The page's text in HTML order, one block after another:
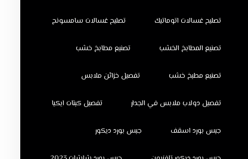
تصليح غسالات اتوماتيك تصليح غسالات سامسونج
تصنيع المطابخ الخشب تصنيع مطابخ خشب
تصنيع مطبخ خشب تفصيل خزائن ملابس
تفصيل دولاب ملابس في الجدار تفصيل كبتات ايكيا
جبس بورد اسقف جبس بورد ديكور